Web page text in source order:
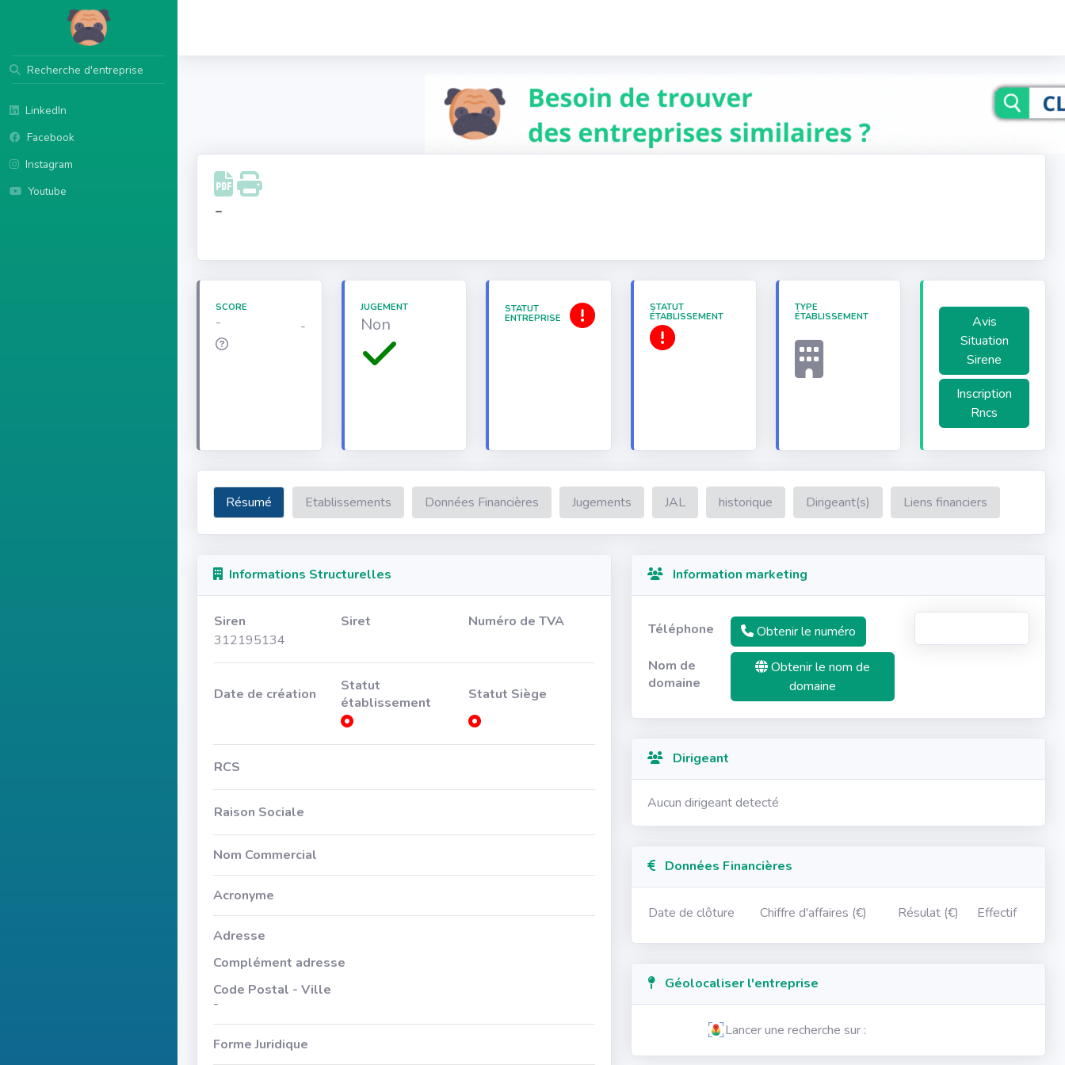
Recherche d'entreprise
LinkedIn
Facebook
Instagram
Youtube
-
SCORE
- -
JUGEMENT
Non
STATUT
ENTREPRISE
STATUT
ÉTABLISSEMENT
TYPE
ÉTABLISSEMENT
Avis
Situation
Sirene
Inscription
Rncs
Résumé Etablissements Données Financières Jugements JAL historique Dirigeant(s) Liens financiers
Informations Structurelles
Siren Siret
Numéro de TVA
312195134
Date de création
Statut
établissement
Statut Siège
RCS
Raison Sociale
Nom Commercial
Acronyme
Adresse
Complément adresse
Code Postal - Ville
-
Forme Juridique
Information marketing
Téléphone
Obtenir le numéro
Nom de
domaine
Obtenir le nom de
domaine
Dirigeant
Aucun dirigeant detecté
Données Financières
Date de clôture Chiffre d'affaires (€) Résulat (€) Effectif
Géolocaliser l'entreprise
Lancer une recherche sur :